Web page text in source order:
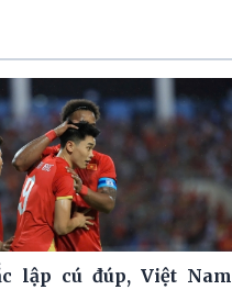
lập cú đúp, Việt Nam